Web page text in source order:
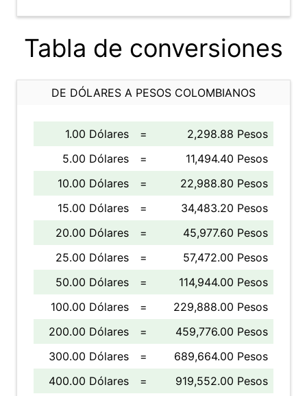
Tabla de conversiones
DE DÓLARES A PESOS COLOMBIANOS
1.00 Dólares =
2,298.88 Pesos
5.00 Dólares
=
11,494.40 Pesos
10.00 Dólares
=
22,988.80 Pesos
15.00 Dólares
=
34,483.20 Pesos
20.00 Dólares
=
45,977.60 Pesos
25.00 Dólares
=
57,472.00 Pesos
50.00 Dólares
=
114,944.00 Pesos
100.00 Dólares
=
229,888.00 Pesos
200.00 Dólares
=
459,776.00 Pesos
300.00 Dólares
=
689,664.00 Pesos
400.00 Dólares
=
919,552.00 Pesos